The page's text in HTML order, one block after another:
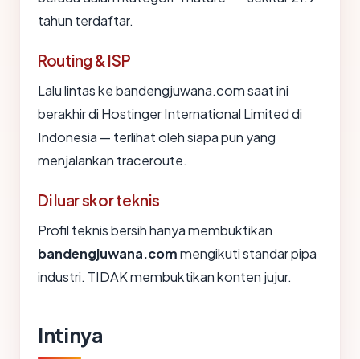
tahun terdaftar.
Routing & ISP
Lalu lintas ke bandengjuwana.com saat ini
berakhir di Hostinger International Limited di
Indonesia — terlihat oleh siapa pun yang
menjalankan traceroute.
Di luar skor teknis
Profil teknis bersih hanya membuktikan
bandengjuwana.commengikuti standar pipa
industri. TIDAK membuktikan konten jujur.
Intinya